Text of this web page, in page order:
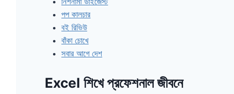
পপ কালচার
বই রিভিউ
বাঁকা চোখে
সবার আগে দেশ
Excel শিখে প্রফেশনাল জীবনে